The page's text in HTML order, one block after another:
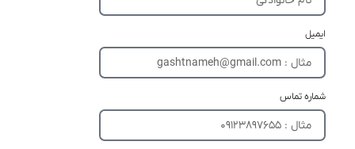
ایمیل
شماره تماس